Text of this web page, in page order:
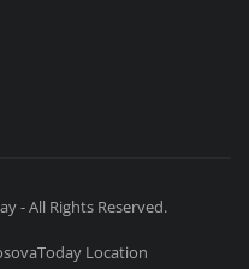
- All Rights Reserved.
Location